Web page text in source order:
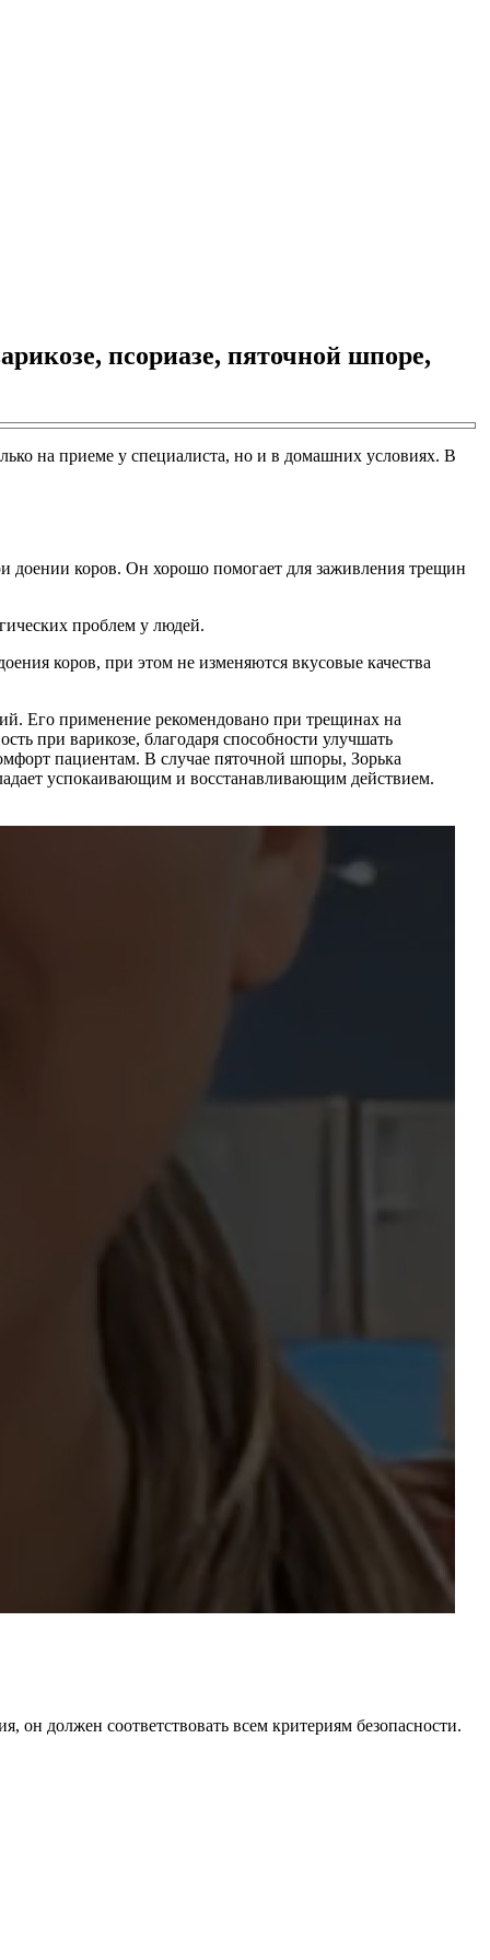
псориазе, пяточной шпоре,
на приеме у специалиста, но и в домашних условиях. В
доении коров. Он хорошо помогает для заживления трещин
проблем у людей.
коров, при этом не изменяются вкусовые качества
Его применение рекомендовано при трещинах на
при варикозе, благодаря способности улучшать
пациентам. В случае пяточной шпоры, Зорька
успокаивающим и восстанавливающим действием.
он должен соответствовать всем критериям безопасности.